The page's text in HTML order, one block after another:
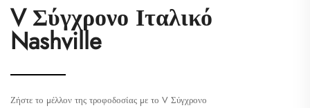
V Σύγχρονο Ιταλικό
Nashville
Ζήστε το μέλλον της τροφοδοσίας με το V Σύγχρονο